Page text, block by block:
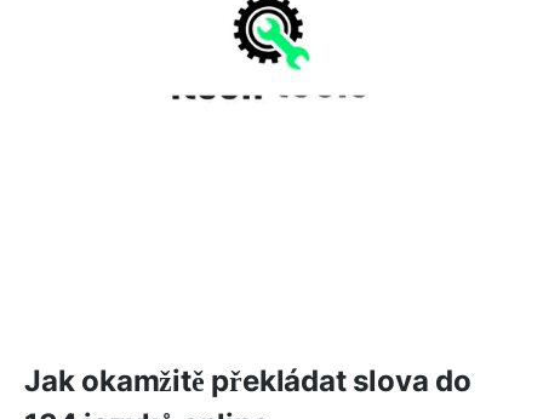
Jak okamžitě překládat slova do